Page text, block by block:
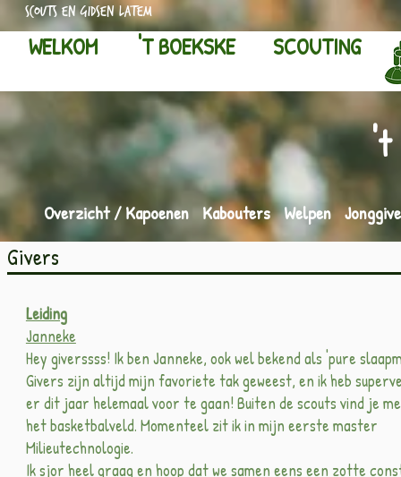
scouts en gidsen latem
WELKOM 'T BOEKSKE SCOUTING
't
Overzicht/Kapoenen Kabouters Welpen
Givers
Leiding
Janneke
Hey giverssss! Ik ben Janneke, ook wel bekend als 'pure
Givers zijn altijd mijn favoriete tak geweest, en ik heb
er dit jaar helemaal voor te gaan! Buiten de scouts vind je
het basketbalveld. Momenteel zit ik in mijn eerste master
Milieutechnologie.
Ik sjor heel graag en hoop dat we samen eens een zotte